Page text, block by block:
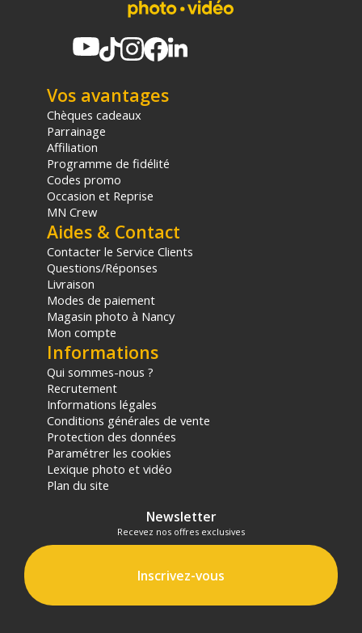
Vos avantages
Chèques cadeaux
Parrainage
Affiliation
Programme de fidélité
Codes promo
Occasion et Reprise
MN Crew
Aides & Contact
Contacter le Service Clients
Questions/Réponses
Livraison
Modes de paiement
Magasin photo à Nancy
Mon compte
Informations
Qui sommes-nous ?
Recrutement
Informations légales
Conditions générales de vente
Protection des données
Paramétrer les cookies
Lexique photo et vidéo
Plan du site
Newsletter
Recevez nos offres exclusives
Inscrivez-vous